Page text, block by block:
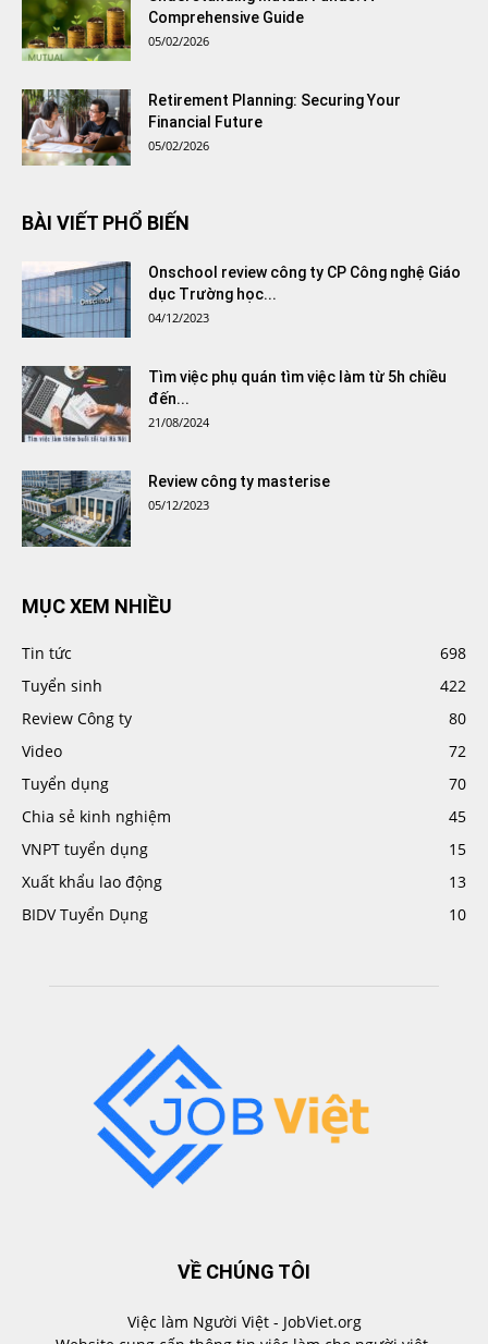
Comprehensive Guide
05/02/2026
Retirement Planning: Securing Your
Financial Future
05/02/2026
BÀI VIẾT PHỔ BIẾN
Onschool review công ty CP Công nghệ Giáo
dục Trường học...
04/12/2023
Tìm việc phụ quán tìm việc làm từ 5h chiều
đến...
21/08/2024
Review công ty masterise
05/12/2023
MỤC XEM NHIỀU
Tin tức
698
Tuyển sinh
422
Review Công ty
80
Video
72
Tuyển dụng
70
Chia sẻ kinh nghiệm
45
VNPT tuyển dụng
15
Xuất khẩu lao động
13
BIDV Tuyển Dụng
10
VỀ CHÚNG TÔI
Việc làm Người Việt - JobViet.org